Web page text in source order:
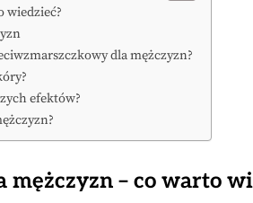
wiedzieć?
dla mężczyzn?
efektów?
– co warto